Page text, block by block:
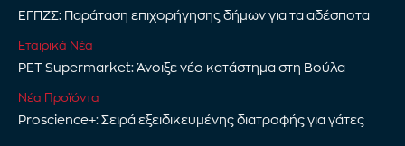
ΕΓΠΖΣ: Παράταση επιχορήγησης δήμων για τα αδέσποτα
Εταιρικά Νέα
PET Supermarket: Άνοιξε νέο κατάστημα στη Βούλα
Νέα Προϊόντα
Proscience+: Σειρά εξειδικευμένης διατροφής για γάτες